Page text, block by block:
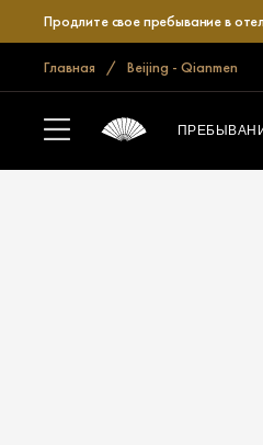
Продлите свое пребывание в
Главная Beijing - Qianmen